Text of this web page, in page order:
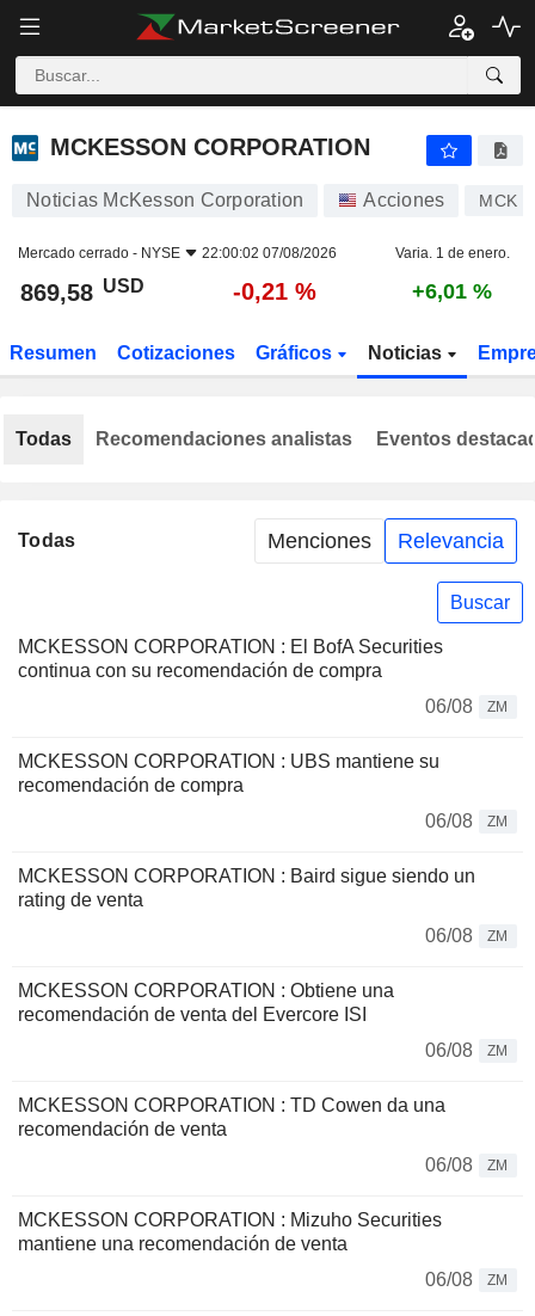
MCKESSON CORPORATION
MCKESSON CORPORATION
Noticias McKesson Corporation Acciones MCK
Mercado cerrado - NYSE 22:00:02 07/08/2026 Varia. 1 de enero.
869,58 USD -0,21 % +6,01 %
Resumen Cotizaciones Gráficos Noticias
Todas Menciones Relevancia
Buscar
MCKESSON CORPORATION : El BofA Securities
continua con su recomendación de compra
06/08
ZM
MCKESSON CORPORATION : UBS mantiene su
recomendación de compra
06/08
ZM
MCKESSON CORPORATION : Baird sigue siendo un
rating de venta
06/08
ZM
MCKESSON CORPORATION : Obtiene una
recomendación de venta del Evercore ISI
06/08
ZM
MCKESSON CORPORATION : TD Cowen da una
recomendación de venta
06/08
ZM
MCKESSON CORPORATION : Mizuho Securities
mantiene una recomendación de venta
06/08
ZM
Todas Recomendaciones analistas Eventos